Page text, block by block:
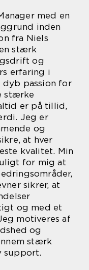
med en
inden
fra Niels
stærk
og
erfaring i
dyb passion for
stærke
er på tillid,
Jeg er
og
at hver
kvalitet. Min
for mig at
sikrer, at
og med et
motiveres af
og
stærk
support.